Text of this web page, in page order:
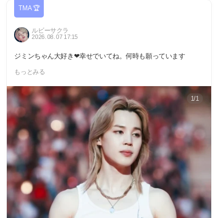
TMA 🏆
ルビーサクラ
2026. 08. 07 17:15
ジミンちゃん大好き❤幸せでいてね。何時も願っています
もっとみる
1/1